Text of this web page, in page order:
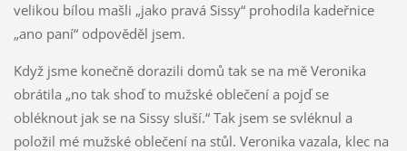
velikou bílou mašli „jako pravá Sissy“ prohodila kadeřnice
„ano paní“ odpověděl jsem.
Když jsme konečně dorazili domů tak se na mě Veronika
obrátila „no tak shoď to mužské oblečení a pojď se
obléknout jak se na Sissy sluší.“ Tak jsem se svléknul a
položil mé mužské oblečení na stůl. Veronika vazala, klec na